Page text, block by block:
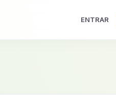
ENTRAR